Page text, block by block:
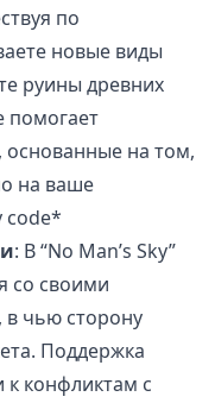
по
новые виды
руины древних
помогает
основанные на том,
на ваше
code*
: В “No Man’s Sky”
со своими
чью сторону
Поддержка
конфликтам с